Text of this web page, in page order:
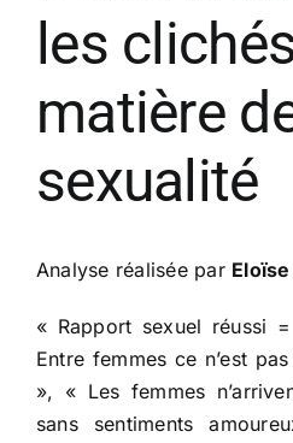
les
matière
sexualité
Analyse réalisée par
« Rapport sexuel réussi
Entre femmes ce n’est
», « Les femmes
sans sentiments